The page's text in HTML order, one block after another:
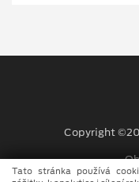
Copyright
Tato stránka používá